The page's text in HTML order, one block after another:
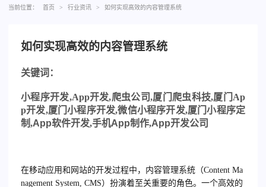
当前位置： 首页 > 行业资讯 > 如何实现高效的内容管理系统
如何实现高效的内容管理系统
关键词：
小程序开发,App开发,爬虫公司,厦门爬虫科技,厦门 Ap
p开发,厦门小程序开发,微信小程序开发,厦门小程序定
制,App软件开发,手机App制作,App开发公司
在移动应用和网站的开发过程中，内容管理系统（Content Ma
nagement System, CMS）扮演着至关重要的角色。一个高效的